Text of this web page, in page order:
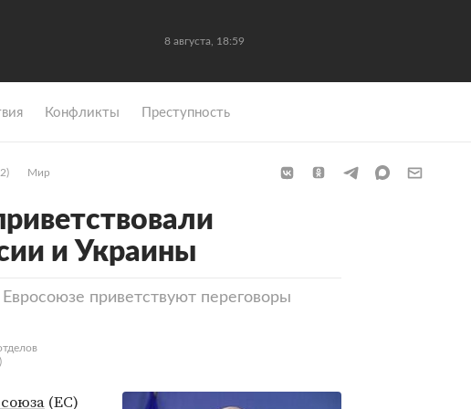
8 августа, 18:59
Конфликты Преступность
Мир
и Украины
приветствуют переговоры
(ЕС)